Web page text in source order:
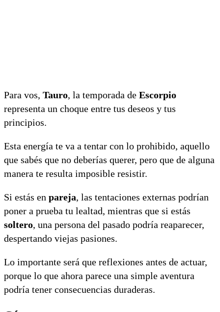
Para vos, Tauro, la temporada de Escorpio
representa un choque entre tus deseos y tus
principios.
Esta energía te va a tentar con lo prohibido, aquello
que sabés que no deberías querer, pero que de alguna
manera te resulta imposible resistir.
Si estás en pareja, las tentaciones externas podrían
poner a prueba tu lealtad, mientras que si estás
soltero, una persona del pasado podría reaparecer,
despertando viejas pasiones.
Lo importante será que reflexiones antes de actuar,
porque lo que ahora parece una simple aventura
podría tener consecuencias duraderas.